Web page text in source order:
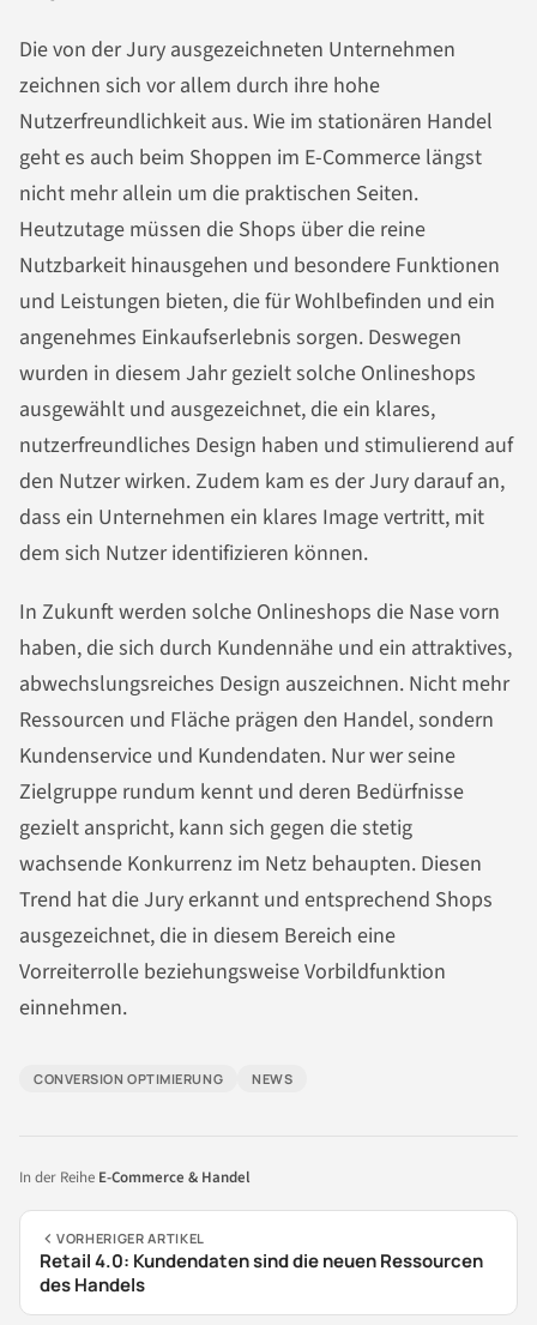
Die von der Jury ausgezeichneten Unternehmen
zeichnen sich vor allem durch ihre hohe
Nutzerfreundlichkeit aus. Wie im stationären Handel
geht es auch beim Shoppen im E-Commerce längst
nicht mehr allein um die praktischen Seiten.
Heutzutage müssen die Shops über die reine
Nutzbarkeit hinausgehen und besondere Funktionen
und Leistungen bieten, die für Wohlbefinden und ein
angenehmes Einkaufserlebnis sorgen. Deswegen
wurden in diesem Jahr gezielt solche Onlineshops
ausgewählt und ausgezeichnet, die ein klares,
nutzerfreundliches Design haben und stimulierend auf
den Nutzer wirken. Zudem kam es der Jury darauf an,
dass ein Unternehmen ein klares Image vertritt, mit
dem sich Nutzer identifizieren können.
In Zukunft werden solche Onlineshops die Nase vorn
haben, die sich durch Kundennähe und ein attraktives,
abwechslungsreiches Design auszeichnen. Nicht mehr
Ressourcen und Fläche prägen den Handel, sondern
Kundenservice und Kundendaten. Nur wer seine
Zielgruppe rundum kennt und deren Bedürfnisse
gezielt anspricht, kann sich gegen die stetig
wachsende Konkurrenz im Netz behaupten. Diesen
Trend hat die Jury erkannt und entsprechend Shops
ausgezeichnet, die in diesem Bereich eine
Vorreiterrolle beziehungsweise Vorbildfunktion
einnehmen.
CONVERSION OPTIMIERUNG NEWS
In der Reihe E-Commerce & Handel
VORHERIGER ARTIKEL
Retail 4.0: Kundendaten sind die neuen Ressourcen
des Handels